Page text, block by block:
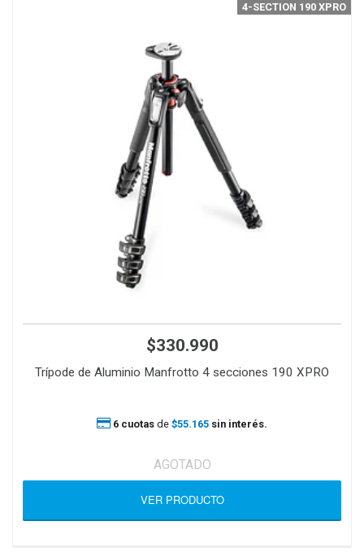
$330.990
Trípode de Aluminio Manfrotto 4 secciones 190 XPRO
4-SECTION 190 XPRO
6 cuotas de $55.165 sin interés.
AGOTADO
VER PRODUCTO